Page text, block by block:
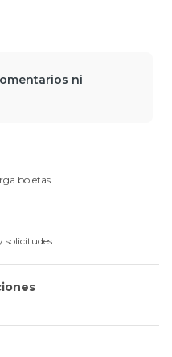
ni
boletas
solicitudes